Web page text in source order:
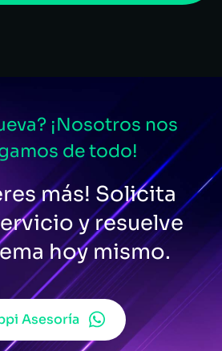
¡Nosotros nos
de todo!
más! Solicita
y resuelve
hoy mismo.
Asesoría